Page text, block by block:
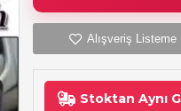
Alışveriş Listeme
Stoktan Aynı